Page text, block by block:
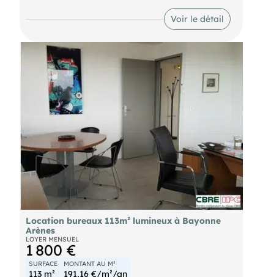
Voir le détail
Location bureaux 113m² lumineux à Bayonne
Arènes
LOYER MENSUEL
1 800 €
SURFACE
113 m²
MONTANT AU M²
191,16 €/m²/an